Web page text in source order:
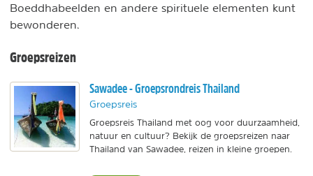
Boeddhabeelden en andere spirituele elementen kunt
bewonderen.
Groepsreizen
Sawadee - Groepsrondreis Thailand
Groepsreis
Groepsreis Thailand met oog voor duurzaamheid,
natuur en cultuur? Bekijk de groepsreizen naar
Thailand van Sawadee, reizen in kleine groepen.